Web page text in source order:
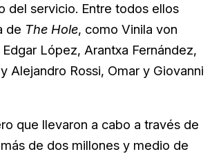
del servicio. Entre todos ellos
de The Hole, como Vinila von
López, Arantxa Fernández,
Alejandro Rossi, Omar y Giovanni
que llevaron a cabo a través de
de dos millones y medio de